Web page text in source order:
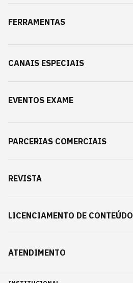
FERRAMENTAS
CANAIS ESPECIAIS
EVENTOS EXAME
PARCERIAS COMERCIAIS
REVISTA
LICENCIAMENTO DE CONTEÚDO
ATENDIMENTO